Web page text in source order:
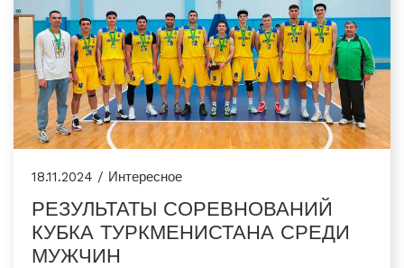
18.11.2024 / Интересное
РЕЗУЛЬТАТЫ СОРЕВНОВАНИЙ
КУБКА ТУРКМЕНИСТАНА СРЕДИ
МУЖЧИН